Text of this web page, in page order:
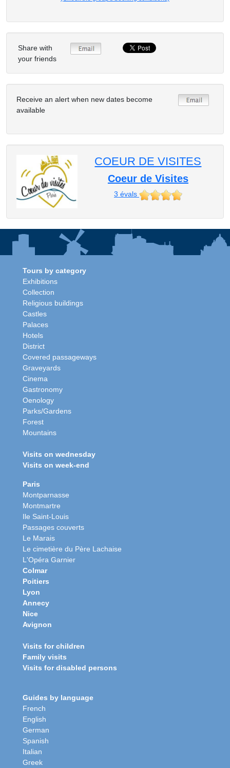
Share with
your friends
Receive an alert when new dates become
available
COEUR DE VISITES
Coeur de Visites
3 évals
Tours by category
Exhibitions
Collection
Religious buildings
Castles
Palaces
Hotels
District
Covered passageways
Graveyards
Cinema
Gastronomy
Oenology
Parks/Gardens
Forest
Mountains
Visits on wednesday
Visits on week-end
Paris
Montparnasse
Montmartre
Ile Saint-Louis
Passages couverts
Le Marais
Le cimetière du Père Lachaise
L'Opéra Garnier
Colmar
Poitiers
Lyon
Annecy
Nice
Avignon
Visits for children
Family visits
Visits for disabled persons
Guides by language
French
English
German
Spanish
Italian
Greek